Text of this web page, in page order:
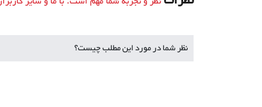
نظر شما در مورد این مطلب چیست؟